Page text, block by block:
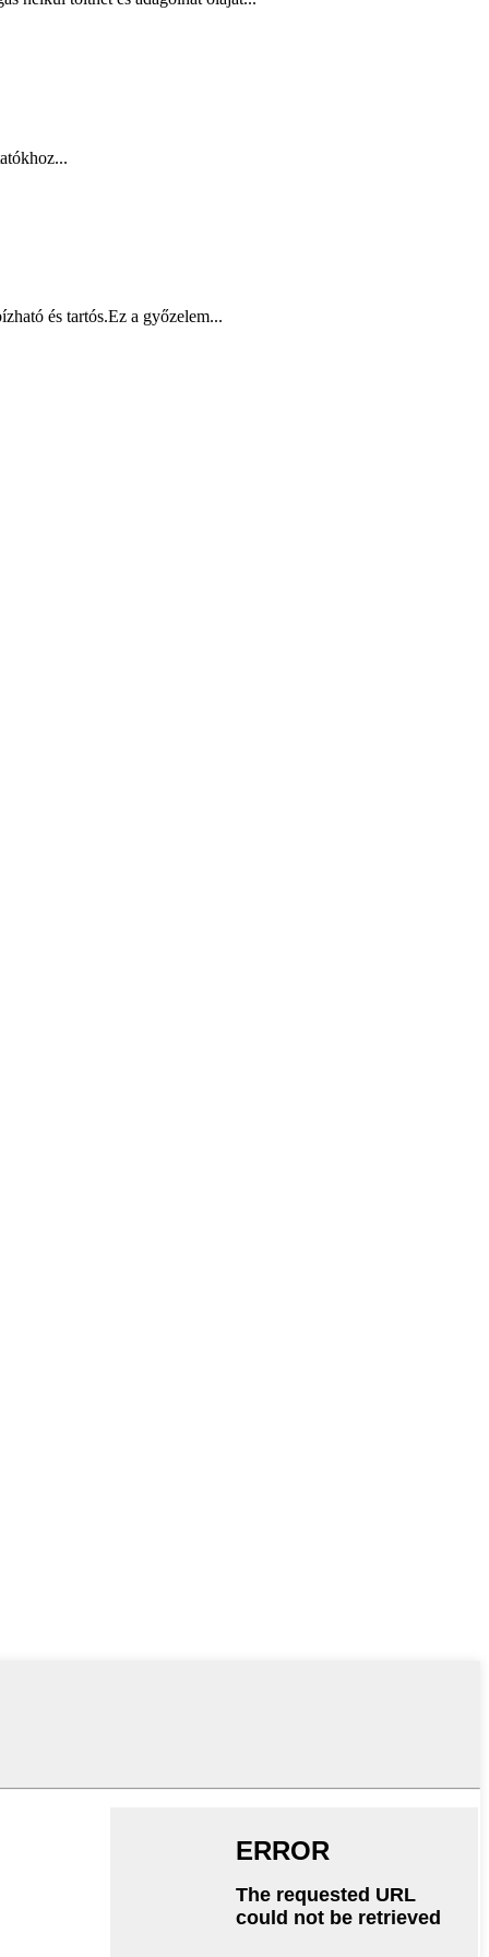
és tartós.Ez a győzelem...